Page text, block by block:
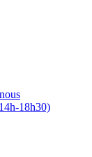
18h30)